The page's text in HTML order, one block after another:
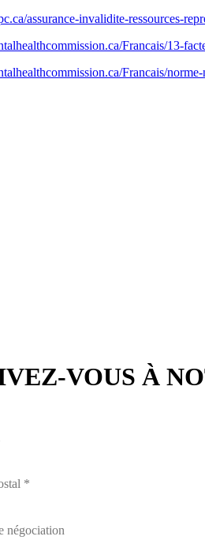
assurance-invalidite-ressources-
Francais/13-
Francais/
VOUS À